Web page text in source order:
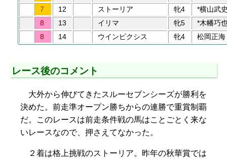
7
12 ストーリア 牝4
*横山武
8
13 イリマ 牝5
*木幡巧
8
14 ウインピクシス 牝4 松岡正海
レース後のコメント
大外から伸びてきたスルーセブンシーズが勝利を
決めた。前走準オープン勝ちからの連勝で重賞制覇
だ。このレースは前走条件戦の馬はことごとく来な
いレースなので、押さえてなかった。
２着は格上挑戦のストーリア。昨年の秋華賞では